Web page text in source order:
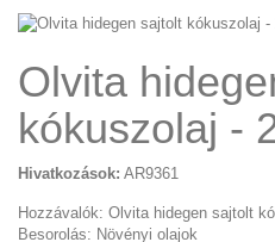
Olvita
kókuszolaj -
Hivatkozások: AR9361
Hozzávalók: Olvita hidegen sajtolt
Besorolás: Növényi olajok